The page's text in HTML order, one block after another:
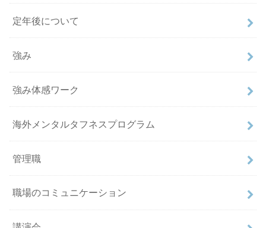
定年後について
強み
強み体感ワーク
海外メンタルタフネスプログラム
管理職
職場のコミュニケーション